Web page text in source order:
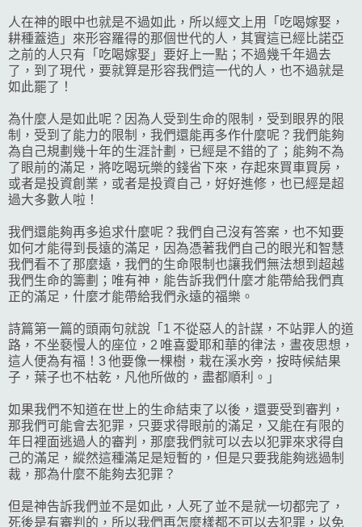
人在神的眼中也就是不過如此，所以經文上用「吃喝嫁娶，
耕種蓋造」來形容羅得的那個世代的人，其實這已經比諾亞
之前的人只有「吃喝嫁娶」要好上一點；不過幾千年過去
了，到了現代，要就算是形容我們這一代的人，也不過就是
如此罷了！
為什麼人是如此呢？因為人受到生命的限制，受到眼界的限
制，受到了能力的限制，我們還能再多作什麼呢？我們能夠
為自己規劃幾十年的生涯計劃，已經是不錯的了；能夠不為
了眼前的滿足，將吃喝玩樂的錢省下來，存起來買車買房，
或者是投資創業，或者是投資自己，好好進修，也已經是超
過大多數人啦！
我們還能夠再多追求什麼呢？我們自己沒有答案，也不知要
如何才能得到長遠的滿足，因為憑著我們自己的眼光和智慧
我們看不了那麼遠，我們的生命限制也讓我們無法想到超越
我們生命的籌劃；唯有神，能告訴我們什麼才能帶給我們真
正的滿足，什麼才能帶給我們永遠的福樂。
詩篇第一篇的頭兩句就說「1 不從惡人的計謀，不站罪人的道
路，不坐褻慢人的座位，2 唯喜愛耶和華的律法，晝夜思想，
這人便為有福！3 他要像一棵樹，栽在溪水旁，按時候結果
子，葉子也不枯乾，凡他所做的，盡都順利。」
如果我們不知道在世上的生命結束了以後，還要受到審判，
那我們可能會去犯罪，只要求得眼前的滿足，又能在有限的
年日裡面逃過人的審判，那麼我們就可以去以犯罪來求得自
己的滿足，縱然這種滿足是短暫的，但是只要我能夠逃過制
裁，那為什麼不能夠去犯罪？
但是神告訴我們並不是如此，人死了並不是就一切都完了，
死後是有審判的，所以我們再怎麼樣都不可以去犯罪，以免